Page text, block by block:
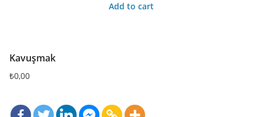
Add to cart
Kavuşmak
₺0,00